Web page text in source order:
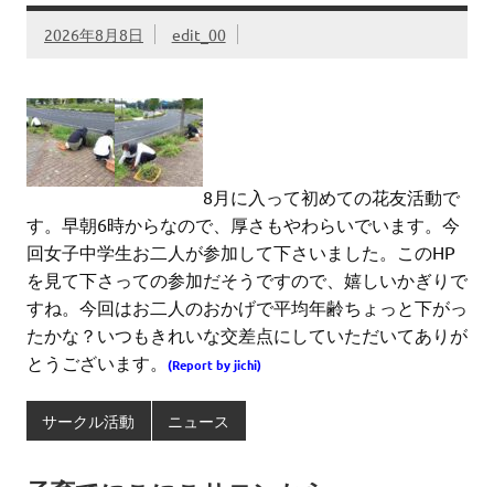
2026年8月8日 edit_00
8月に入って初めての花友活動で
す。早朝6時からなので、厚さもやわらいでいます。今
回女子中学生お二人が参加して下さいました。このHP
を見て下さっての参加だそうですので、嬉しいかぎりで
すね。今回はお二人のおかげで平均年齢ちょっと下がっ
たかな？いつもきれいな交差点にしていただいてありが
とうございます。
(Report by jichi)
サークル活動 ニュース